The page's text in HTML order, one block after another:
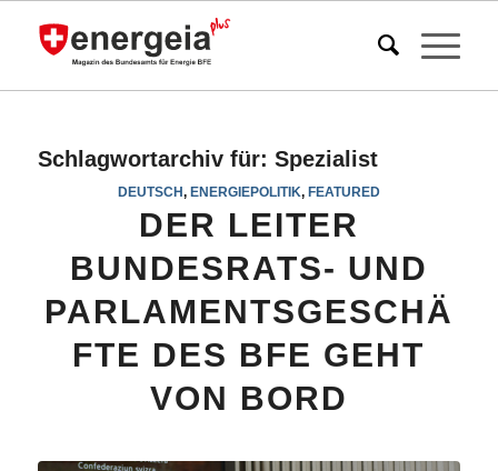
Schlagwortarchiv für: Spezialist
DEUTSCH, ENERGIEPOLITIK, FEATURED
DER LEITER
BUNDESRATS- UND
PARLAMENTSGESCHÄ
FTE DES BFE GEHT
VON BORD